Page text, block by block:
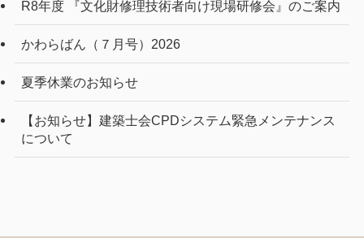
R8年度 『文化財修理技術者向け現場研修会』のご案内
かわらばん（７月号）2026
夏季休業のお知らせ
【お知らせ】建築士会CPDシステム緊急メンテナンス
について